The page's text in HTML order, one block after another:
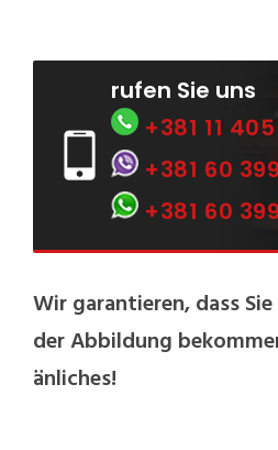
rufen Sie uns
+381 11
+381 60
+381 60
Wir garantieren, dass
der Abbildung
änliches!